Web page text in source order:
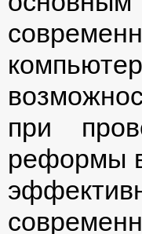
при
реформы